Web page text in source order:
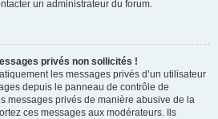
un administrateur du forum.
privés non sollicités !
les messages privés d’un utilisateur
depuis le panneau de contrôle de
messages privés de manière abusive de la
ces messages aux modérateurs. Ils